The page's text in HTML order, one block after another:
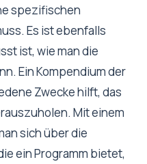
spezifischen
Es ist ebenfalls
ist, wie man die
Ein Kompendium der
Zwecke hilft, das
Mit einem
sich über die
ein Programm bietet,